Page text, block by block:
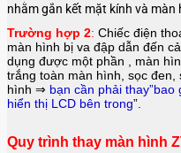
nhằm gắn kết mặt kính và màn
Trường hợp 2: Chiếc điện
màn hình bị va đập dẫn đến
dụng được một phần , màn
trắng toàn màn hình, sọc
hình ⇒ bạn cần phải
hiển thị LCD bên trong”.
Quy trình thay màn hình